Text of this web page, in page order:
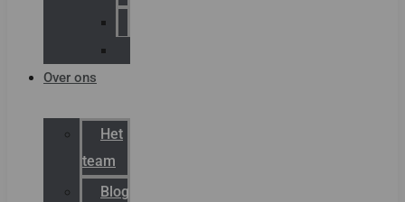
Over ons
Het
team
Blog